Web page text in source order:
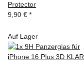
Protector
9,90 € *
Auf Lager